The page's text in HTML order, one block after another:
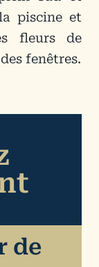
piscine et
fleurs de
fenêtres.
de